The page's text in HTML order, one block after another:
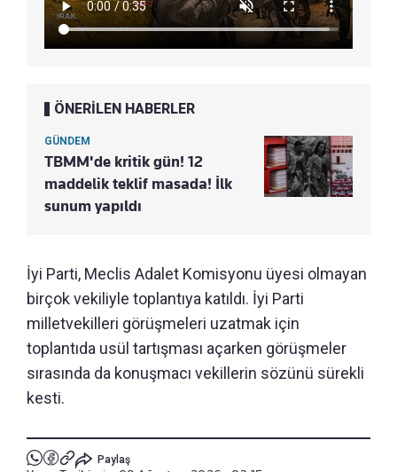
ÖNERİLEN HABERLER
GÜNDEM
TBMM'de kritik gün! 12
maddelik teklif masada! İlk
sunum yapıldı
İyi Parti, Meclis Adalet Komisyonu üyesi olmayan
birçok vekiliyle toplantıya katıldı. İyi Parti
milletvekilleri görüşmeleri uzatmak için
toplantıda usül tartışması açarken görüşmeler
sırasında da konuşmacı vekillerin sözünü sürekli
kesti.
Paylaş